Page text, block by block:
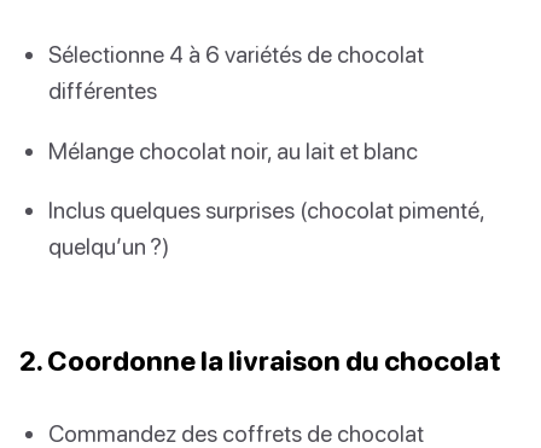
Sélectionne 4 à 6 variétés de chocolat
différentes
Mélange chocolat noir, au lait et blanc
Inclus quelques surprises (chocolat pimenté,
quelqu’un ?)
2. Coordonne la livraison du chocolat
Commandez des coffrets de chocolat